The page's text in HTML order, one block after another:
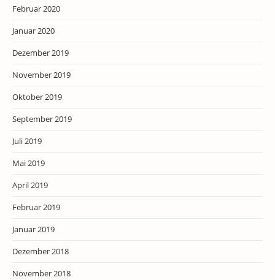
Februar 2020
Januar 2020
Dezember 2019
November 2019
Oktober 2019
September 2019
Juli 2019
Mai 2019
April 2019
Februar 2019
Januar 2019
Dezember 2018
November 2018